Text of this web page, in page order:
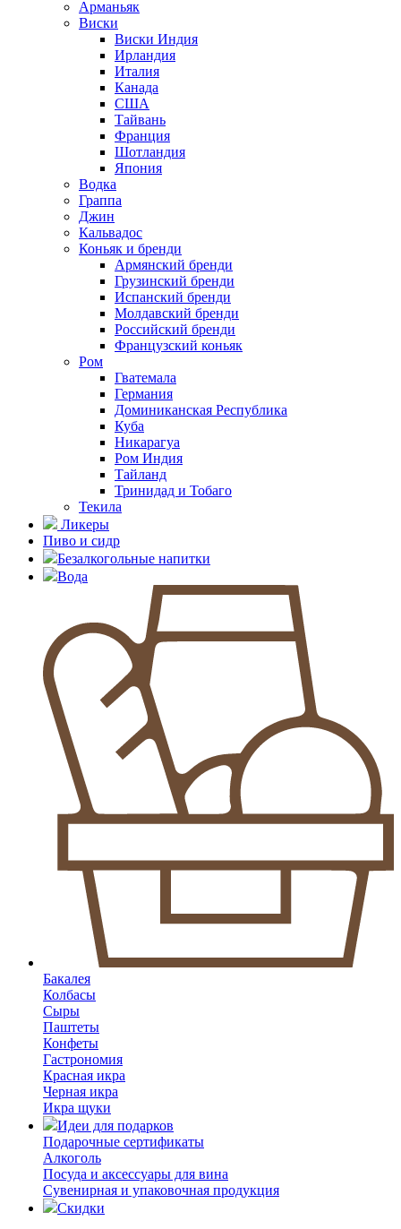
Арманьяк
Виски
Виски Индия
Ирландия
Италия
Канада
США
Тайвань
Франция
Шотландия
Япония
Водка
Граппа
Джин
Кальвадос
Коньяк и бренди
Армянский бренди
Грузинский бренди
Испанский бренди
Молдавский бренди
Российский бренди
Французский коньяк
Ром
Гватемала
Германия
Доминиканская Республика
Куба
Никарагуа
Ром Индия
Тайланд
Тринидад и Тобаго
Текила
Ликеры
Пиво и сидр
Безалкогольные напитки
Вода
Бакалея
Колбасы
Сыры
Паштеты
Конфеты
Гастрономия
Красная икра
Черная икра
Икра щуки
Идеи для подарков
Подарочные сертификаты
Алкоголь
Посуда и аксессуары для вина
Сувенирная и упаковочная продукция
Скидки